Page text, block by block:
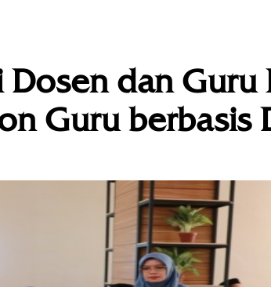
dan Guru
Guru berbasis